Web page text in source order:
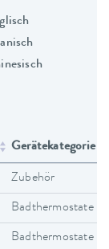
Gerätekategorie
Zubehör
Badthermostate
Badthermostate